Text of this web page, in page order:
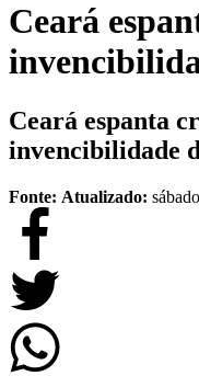
Ceará
Ceará espanta
invencibilidade
Fonte: Atualizado: